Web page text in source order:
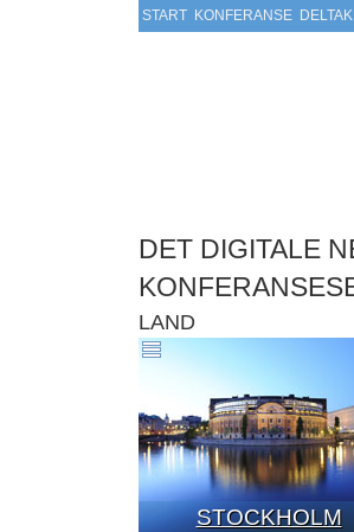
START KONFERANSE
DET DIGITALE
LAND
STOCKHOLM